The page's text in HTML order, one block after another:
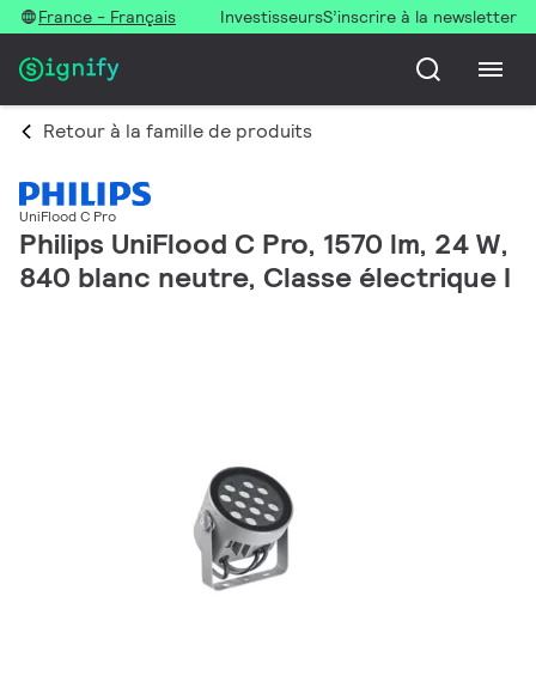
France - Français InvestisseursS’inscrire à la newsletter
Retour à la famille de produits
UniFlood C Pro
Philips UniFlood C Pro, 1570 lm, 24 W,
840 blanc neutre, Classe électrique I